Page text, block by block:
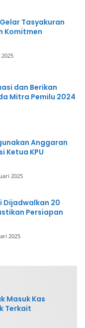
Tasyakuran
Komitmen
dan Berikan
Mitra Pemilu 2024
Anggaran
Ketua KPU
2025
Dijadwalkan 20
Persiapan
2025
Masuk Kas
Terkait